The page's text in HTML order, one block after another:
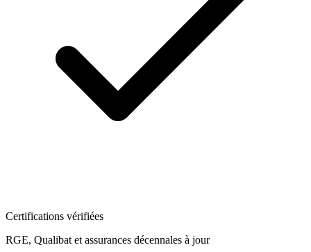
Certifications vérifiées
RGE, Qualibat et assurances décennales à jour